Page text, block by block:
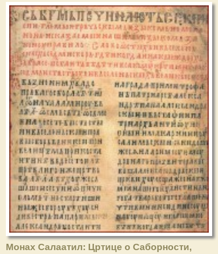
Монах Салаатил: Цртице о Саборности,